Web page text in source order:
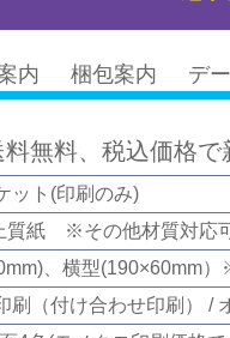
内 梱包案内 デ
無料、税込価格
ット(印刷のみ)
質紙 ※その他材質対応
、横型(190×60mm
刷（付け合わせ印刷） /